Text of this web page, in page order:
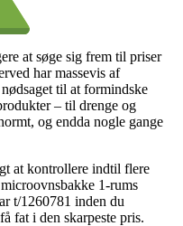
at søge sig frem til priser
har massevis af
til at formindske
– til drenge og
og endda nogle gange
at kontrollere indtil flere
1-rums
t/1260781 inden du
fat i den skarpeste pris.